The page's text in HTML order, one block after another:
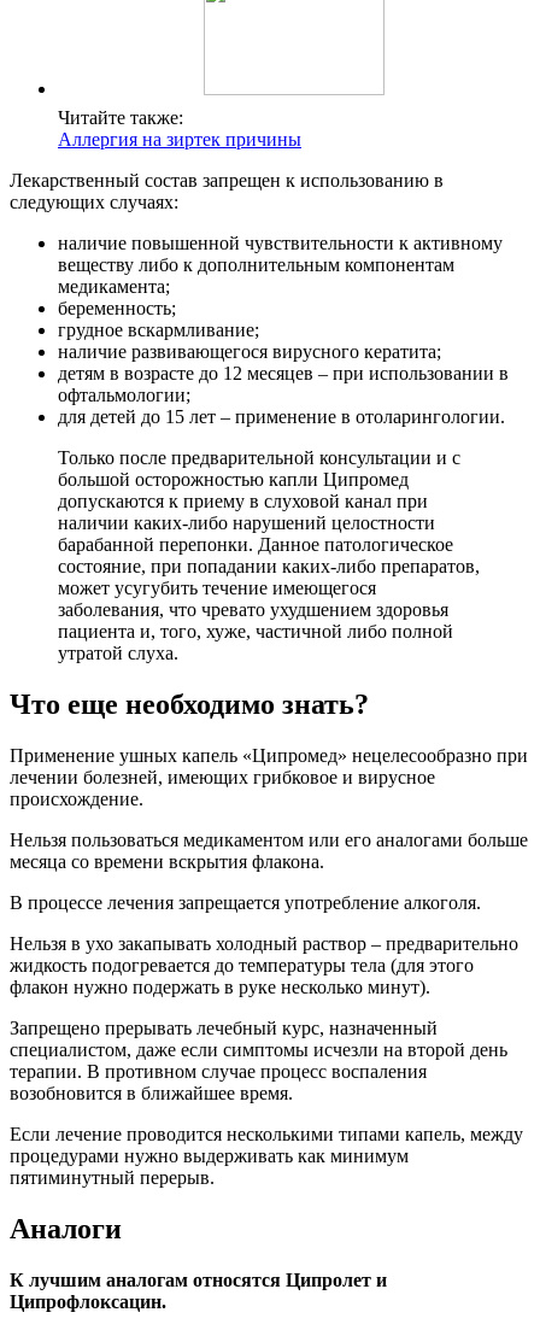
Читайте также:
Аллергия на зиртек причины
Лекарственный состав запрещен к использованию в
следующих случаях:
наличие повышенной чувствительности к активному
веществу либо к дополнительным компонентам
медикамента;
беременность;
грудное вскармливание;
наличие развивающегося вирусного кератита;
детям в возрасте до 12 месяцев – при использовании в
офтальмологии;
для детей до 15 лет – применение в отоларингологии.
Только после предварительной консультации и с
большой осторожностью капли Ципромед
допускаются к приему в слуховой канал при
наличии каких-либо нарушений целостности
барабанной перепонки. Данное патологическое
состояние, при попадании каких-либо препаратов,
может усугубить течение имеющегося
заболевания, что чревато ухудшением здоровья
пациента и, того, хуже, частичной либо полной
утратой слуха.
Что еще необходимо знать?
Применение ушных капель «Ципромед» нецелесообразно при
лечении болезней, имеющих грибковое и вирусное
происхождение.
Нельзя пользоваться медикаментом или его аналогами больше
месяца со времени вскрытия флакона.
В процессе лечения запрещается употребление алкоголя.
Нельзя в ухо закапывать холодный раствор – предварительно
жидкость подогревается до температуры тела (для этого
флакон нужно подержать в руке несколько минут).
Запрещено прерывать лечебный курс, назначенный
специалистом, даже если симптомы исчезли на второй день
терапии. В противном случае процесс воспаления
возобновится в ближайшее время.
Если лечение проводится несколькими типами капель, между
процедурами нужно выдерживать как минимум
пятиминутный перерыв.
Аналоги
К лучшим аналогам относятся Ципролет и
Ципрофлоксацин.